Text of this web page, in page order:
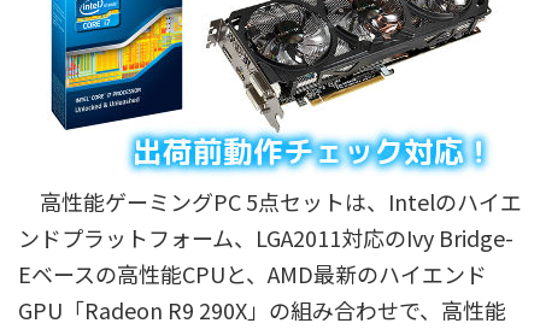
高性能ゲーミングPC 5点セットは、Intelのハイエ
ンドプラットフォーム、LGA2011対応のIvy Bridge-
Eベースの高性能CPUと、AMD最新のハイエンド
GPU「Radeon R9 290X」の組み合わせで、高性能